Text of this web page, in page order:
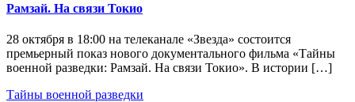
Рамзай. На связи Токио
28 октября в 18:00 на телеканале «Звезда» состоится
премьерный показ нового документального фильма «Тайны
военной разведки: Рамзай. На связи Токио». В истории […]
Тайны военной разведки